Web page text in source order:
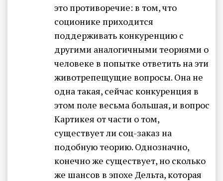
это противоречие: в том, что
соционике приходится
поддерживать конкуренцию с
другими аналогичными теориями о
человеке в попытке ответить на эти
животрепещущие вопросы. Она не
одна такая, сейчас конкуренция в
этом поле весьма большая, и вопрос
Картикея от части о том,
существует ли соц-заказ на
подобную теорию. Однозначно,
конечно же существует, но сколько
же шансов в эпохе Дельта, которая